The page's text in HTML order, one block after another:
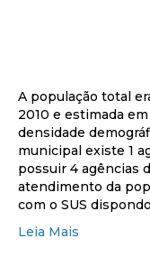
A população total
2010 e estimada
densidade
municipal existe 1
possuir 4 agências
atendimento da
com o SUS
Leia Mais